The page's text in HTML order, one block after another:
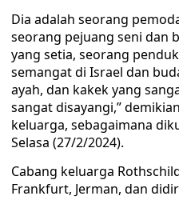
Dia adalah seorang
seorang pejuang seni dan
yang setia, seorang
semangat di Israel dan
ayah, dan kakek yang
sangat disayangi,”
keluarga, sebagaimana
Selasa (27/2/2024).
Cabang keluarga
Frankfurt, Jerman, dan